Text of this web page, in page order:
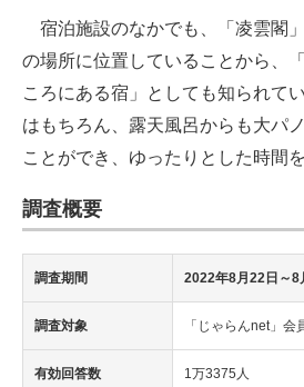
宿泊施設のなかでも、「凌雲閣
の場所に位置していることから、
ころにある宿」としても知られて
はもちろん、露天風呂からも大パ
ことができ、ゆったりとした時間
調査概要
調査期間 2022年8月22日～8
調査対象 「じゃらんnet」会
有効回答数 1万3375人